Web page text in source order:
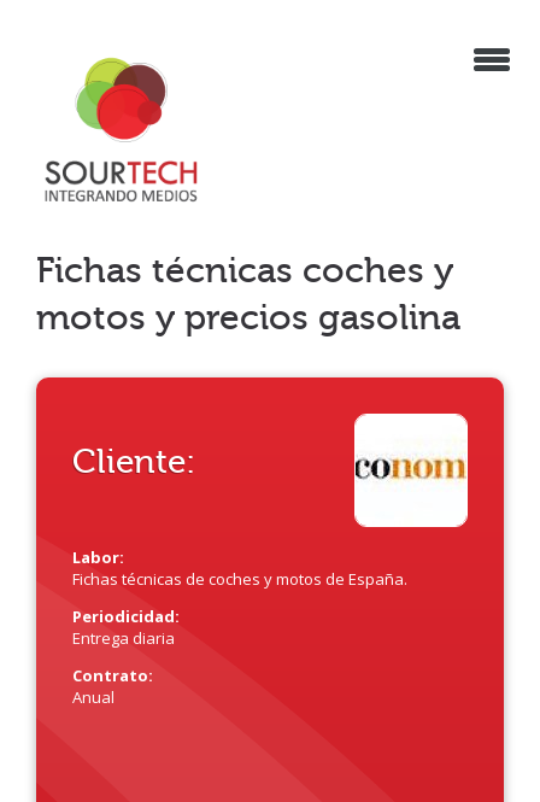
Fichas técnicas coches y
motos y precios gasolina
Cliente:
Labor:
Fichas técnicas de coches y motos de España.
Periodicidad:
Entrega diaria
Contrato:
Anual